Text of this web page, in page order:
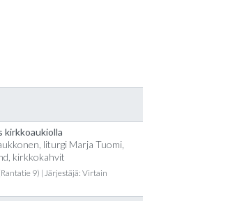
kirkkoaukiolla
liturgi Marja Tuomi,
kirkkokahvit
9) | Järjestäjä: Virtain